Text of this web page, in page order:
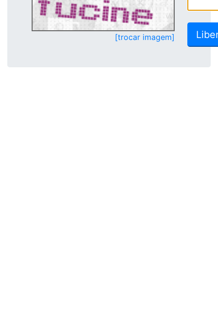
[trocar imagem]